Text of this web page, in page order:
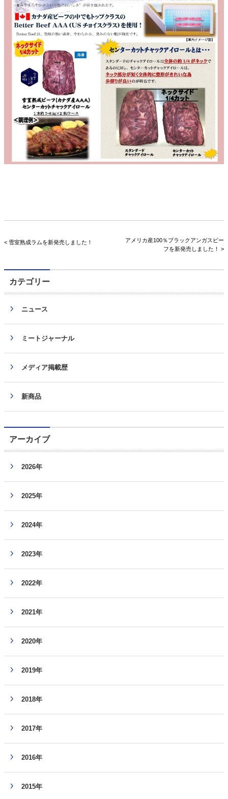
< 雪室熟成ラムを新発売しました！
アメリカ産100％ブラックアンガスビー
フを新発売しました！ >
カテゴリー
ニュース
ミートジャーナル
メディア掲載歴
新商品
アーカイブ
2026年
2025年
2024年
2023年
2022年
2021年
2020年
2019年
2018年
2017年
2016年
2015年